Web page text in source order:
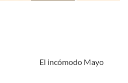
El incómodo Mayo